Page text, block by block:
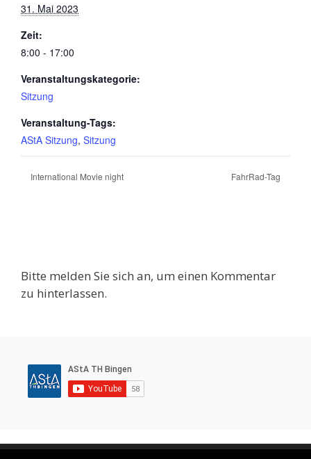
31. Mai 2023
Zeit:
8:00 - 17:00
Veranstaltungskategorie:
Sitzung
Veranstaltung-Tags:
AStA Sitzung, Sitzung
International Movie night FahrRad-Tag
Bitte melden Sie sich an, um einen Kommentar
zu hinterlassen.